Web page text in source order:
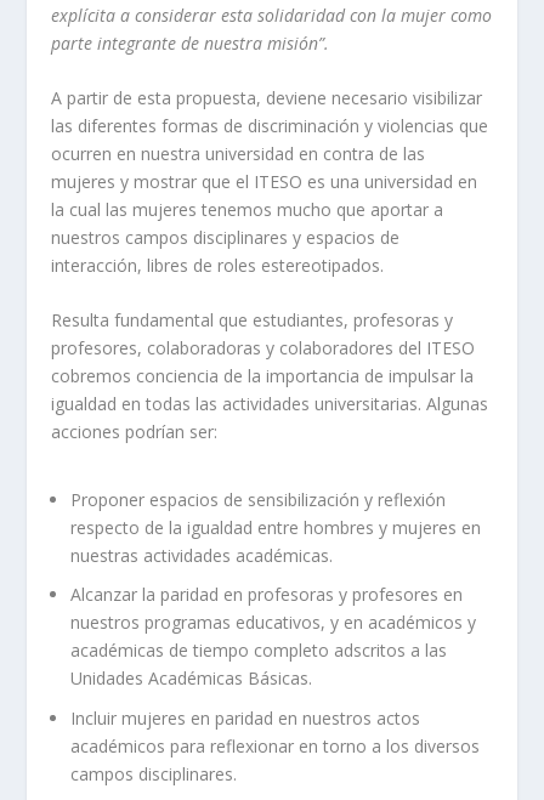
explícita a considerar esta solidaridad con la mujer como
parte integrante de nuestra misión”.
A partir de esta propuesta, deviene necesario visibilizar
las diferentes formas de discriminación y violencias que
ocurren en nuestra universidad en contra de las
mujeres y mostrar que el ITESO es una universidad en
la cual las mujeres tenemos mucho que aportar a
nuestros campos disciplinares y espacios de
interacción, libres de roles estereotipados.
Resulta fundamental que estudiantes, profesoras y
profesores, colaboradoras y colaboradores del ITESO
cobremos conciencia de la importancia de impulsar la
igualdad en todas las actividades universitarias. Algunas
acciones podrían ser:
Proponer espacios de sensibilización y reflexión
respecto de la igualdad entre hombres y mujeres en
nuestras actividades académicas.
Alcanzar la paridad en profesoras y profesores en
nuestros programas educativos, y en académicos y
académicas de tiempo completo adscritos a las
Unidades Académicas Básicas.
Incluir mujeres en paridad en nuestros actos
académicos para reflexionar en torno a los diversos
campos disciplinares.